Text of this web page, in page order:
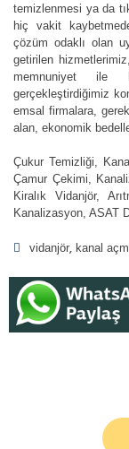
temizlenmesi ya da
hiç vakit
çözüm odaklı olan
getirilen
memnuniyet ile
gerçekleştirdiğimiz
emsal firmalara,
alan, ekonomik
Çukur Temizliği,
Çamur Çekimi,
Kiralık Vidanjör,
Kanalizasyon, ASAT
vidanjör kanal